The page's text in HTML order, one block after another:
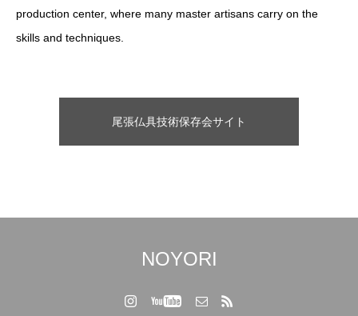
production center, where many master artisans carry on the
skills and techniques.
尾張仏具技術保存会サイト
NOYORI